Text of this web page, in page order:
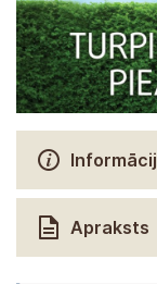
Apraksts